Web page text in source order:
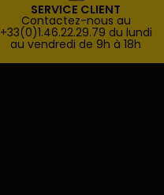
SERVICE CLIENT
Contactez-nous au
+33(0)1.46.22.29.79 du lundi
au vendredi de 9h à 18h